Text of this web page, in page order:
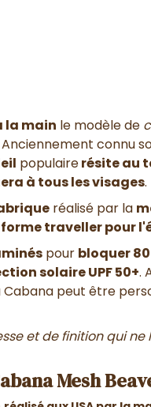
la main le modèle de
Anciennement connu
populairerésite au
à tous les visages.
réalisé par la
forme traveller pour
pour bloquer
solaire UPF 50+.
Cabana peut être
et de finition qui
Mesh